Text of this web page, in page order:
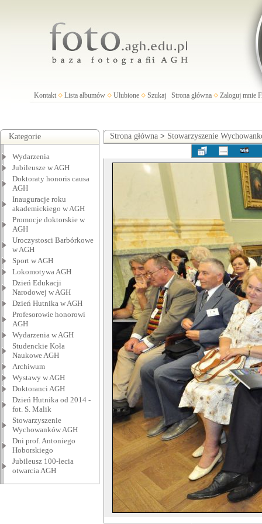
Kontakt Lista albumów Ulubione Szukaj Strona główna Zaloguj mnie
Kategorie
Wydarzenia
Jubileusze w AGH
Doktoraty honoris causa
AGH
Inauguracje roku
akademickiego w AGH
Promocje doktorskie w
AGH
Uroczystosci Barbórkowe
w AGH
Sport w AGH
Lokomotywa AGH
Dzień Edukacji
Narodowej w AGH
Dzień Hutnika w AGH
Profesorowie honorowi
AGH
Wydarzenia w AGH
Studenckie Koła
Naukowe AGH
Archiwum
Wystawy w AGH
Doktoranci AGH
Dzień Hutnika od 2014 -
fot. S. Malik
Stowarzyszenie
Wychowanków AGH
Dni prof. Antoniego
Hoborskiego
Jubileusz 100-lecia
otwarcia AGH
Strona główna > Stowarzyszenie